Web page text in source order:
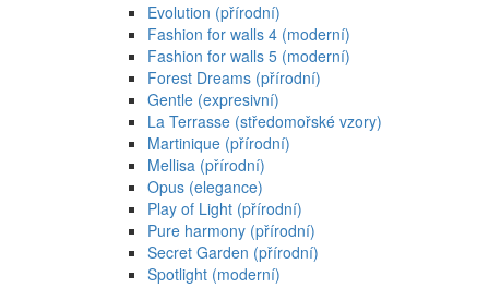
Evolution (přírodní)
Fashion for walls 4 (moderní)
Fashion for walls 5 (moderní)
Forest Dreams (přírodní)
Gentle (expresivní)
La Terrasse (středomořské vzory)
Martinique (přírodní)
Mellisa (přírodní)
Opus (elegance)
Play of Light (přírodní)
Pure harmony (přírodní)
Secret Garden (přírodní)
Spotlight (moderní)